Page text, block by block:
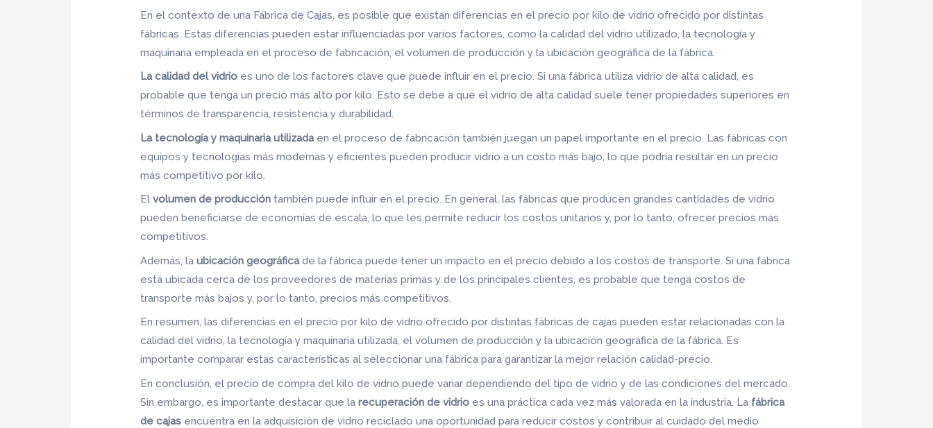
En el contexto de una Fábrica de Cajas, es posible que existan diferencias en el precio por kilo de vidrio ofrecido por distintas
fábricas. Estas diferencias pueden estar influenciadas por varios factores, como la calidad del vidrio utilizado, la tecnología y
maquinaria empleada en el proceso de fabricación, el volumen de producción y la ubicación geográfica de la fábrica.
La calidad del vidrio es uno de los factores clave que puede influir en el precio. Si una fábrica utiliza vidrio de alta calidad, es
probable que tenga un precio más alto por kilo. Esto se debe a que el vidrio de alta calidad suele tener propiedades superiores en
términos de transparencia, resistencia y durabilidad.
La tecnología y maquinaria utilizadaen el proceso de fabricación también juegan un papel importante en el precio. Las fábricas con
equipos y tecnologías más modernas y eficientes pueden producir vidrio a un costo más bajo, lo que podría resultar en un precio
más competitivo por kilo.
Elvolumen de producción también puede influir en el precio. En general, las fábricas que producen grandes cantidades de vidrio
pueden beneficiarse de economías de escala, lo que les permite reducir los costos unitarios y, por lo tanto, ofrecer precios más
competitivos.
Además, laubicación geográficade la fábrica puede tener un impacto en el precio debido a los costos de transporte. Si una fábrica
está ubicada cerca de los proveedores de materias primas y de los principales clientes, es probable que tenga costos de
transporte más bajos y, por lo tanto, precios más competitivos.
En resumen, las diferencias en el precio por kilo de vidrio ofrecido por distintas fábricas de cajas pueden estar relacionadas con la
calidad del vidrio, la tecnología y maquinaria utilizada, el volumen de producción y la ubicación geográfica de la fábrica. Es
importante comparar estas características al seleccionar una fábrica para garantizar la mejor relación calidad-precio.
En conclusión, el precio de compra del kilo de vidrio puede variar dependiendo del tipo de vidrio y de las condiciones del mercado.
Sin embargo, es importante destacar que larecuperación de vidrio es una práctica cada vez más valorada en la industria. La fábrica
de cajas encuentra en la adquisición de vidrio reciclado una oportunidad para reducir costos y contribuir al cuidado del medio